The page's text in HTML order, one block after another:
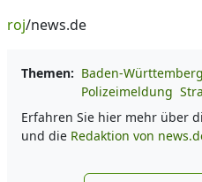
roj/news.de
Themen: Baden-Württemberg
Polizeimeldung
Erfahren Sie hier mehr über
und die Redaktion von